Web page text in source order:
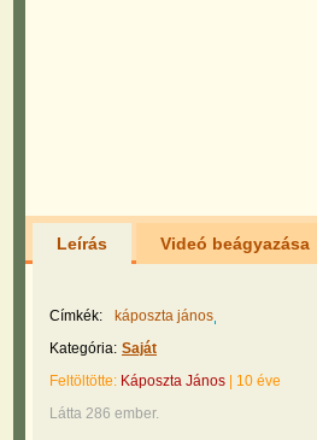
Leírás Videó beágyazása
Címkék:
káposzta jános
Kategória: Saját
Feltöltötte: Káposzta János
10 éve
Látta 286 ember.